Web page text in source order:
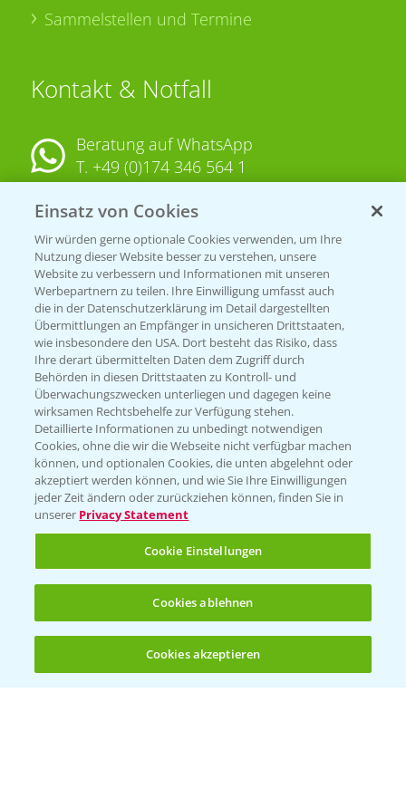
(noch 4)
Sammelstellen und Termine
Kontakt & Notfall
Beratung auf WhatsApp
T. +49 (0)174 346 564 1
KONTAKT
Hilfe in Notfällen
T.+49 (0)214/30-20220
Folgen Sie uns
Allgemeine Nutzungsbedingungen
Datenschutzerklärung
Impressum
Gebrauchshinweise
© Bayer CropScience Deutschland GmbH
Einsatz von Cookies
Wir würden gerne optionale Cookies verwenden, um Ihre
Nutzung dieser Website besser zu verstehen, unsere
Website zu verbessern und Informationen mit unseren
Werbepartnern zu teilen. Ihre Einwilligung umfasst auch
die in der Datenschutzerklärung im Detail dargestellten
Übermittlungen an Empfänger in unsicheren Drittstaaten,
wie insbesondere den USA. Dort besteht das Risiko, dass
Ihre derart übermittelten Daten dem Zugriff durch
Behörden in diesen Drittstaaten zu Kontroll- und
Überwachungszwecken unterliegen und dagegen keine
wirksamen Rechtsbehelfe zur Verfügung stehen.
Detaillierte Informationen zu unbedingt notwendigen
Cookies, ohne die wir die Webseite nicht verfügbar machen
können, und optionalen Cookies, die unten abgelehnt oder
akzeptiert werden können, und wie Sie Ihre Einwilligungen
jeder Zeit ändern oder zurückziehen können, finden Sie in
unserer Privacy Statement
Cookie Einstellungen
Cookies ablehnen
Cookies akzeptieren